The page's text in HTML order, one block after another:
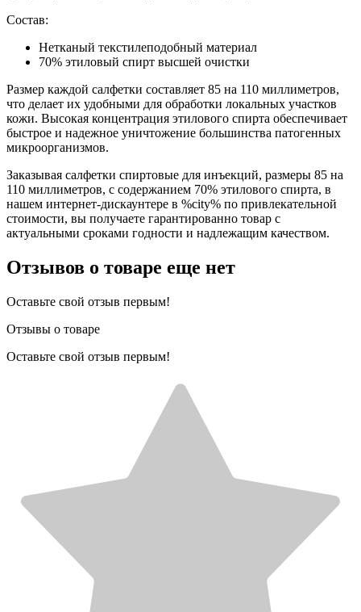
Состав:
Нетканый текстилеподобный материал
70% этиловый спирт высшей очистки
Размер каждой салфетки составляет 85 на 110 миллиметров,
что делает их удобными для обработки локальных участков
кожи. Высокая концентрация этилового спирта обеспечивает
быстрое и надежное уничтожение большинства патогенных
микроорганизмов.
Заказывая салфетки спиртовые для инъекций, размеры 85 на
110 миллиметров, с содержанием 70% этилового спирта, в
нашем интернет-дискаунтере в %city% по привлекательной
стоимости, вы получаете гарантированно товар с
актуальными сроками годности и надлежащим качеством.
Отзывов о товаре еще нет
Оставьте свой отзыв первым!
Отзывы о товаре
Оставьте свой отзыв первым!